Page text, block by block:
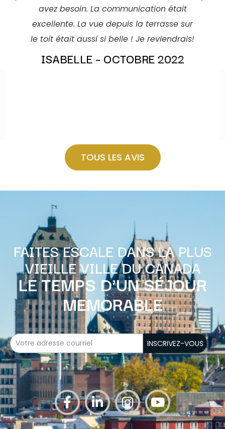
avez besoin. La communication était
excellente. La vue depuis la terrasse sur
le toit était aussi si belle ! Je reviendrais!
ISABELLE – OCTOBRE 2022
TOUS LES AVIS
FAITES ESCALE DANS LA PLUS
VIEILLE VILLE DU CANADA
LE TEMPS D'UN SÉJOUR
MEMORABLE